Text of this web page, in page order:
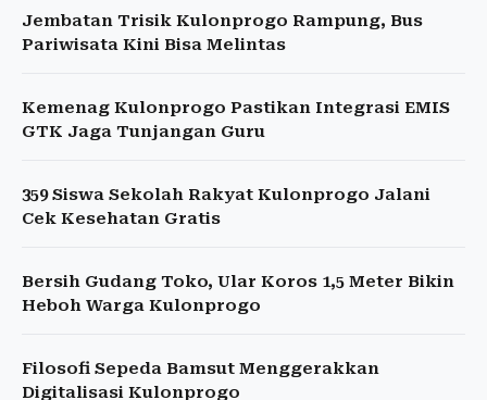
Jembatan Trisik Kulonprogo Rampung, Bus
Pariwisata Kini Bisa Melintas
Kemenag Kulonprogo Pastikan Integrasi EMIS
GTK Jaga Tunjangan Guru
359 Siswa Sekolah Rakyat Kulonprogo Jalani
Cek Kesehatan Gratis
Bersih Gudang Toko, Ular Koros 1,5 Meter Bikin
Heboh Warga Kulonprogo
Filosofi Sepeda Bamsut Menggerakkan
Digitalisasi Kulonprogo